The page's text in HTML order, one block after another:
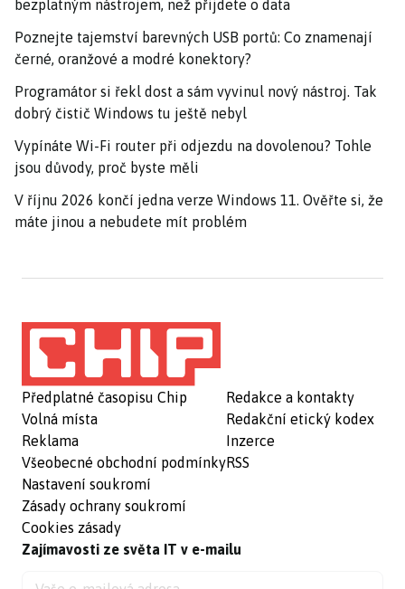
bezplatným nástrojem, než přijdete o data
Poznejte tajemství barevných USB portů: Co znamenají
černé, oranžové a modré konektory?
Programátor si řekl dost a sám vyvinul nový nástroj. Tak
dobrý čistič Windows tu ještě nebyl
Vypínáte Wi-Fi router při odjezdu na dovolenou? Tohle
jsou důvody, proč byste měli
V říjnu 2026 končí jedna verze Windows 11. Ověřte si, že
máte jinou a nebudete mít problém
Předplatné časopisu Chip
Volná místa
Reklama
Všeobecné obchodní podmínky
Nastavení soukromí
Zásady ochrany soukromí
Cookies zásady
Redakce a kontakty
Redakční etický kodex
Inzerce
RSS
Zajímavosti ze světa IT v e-mailu